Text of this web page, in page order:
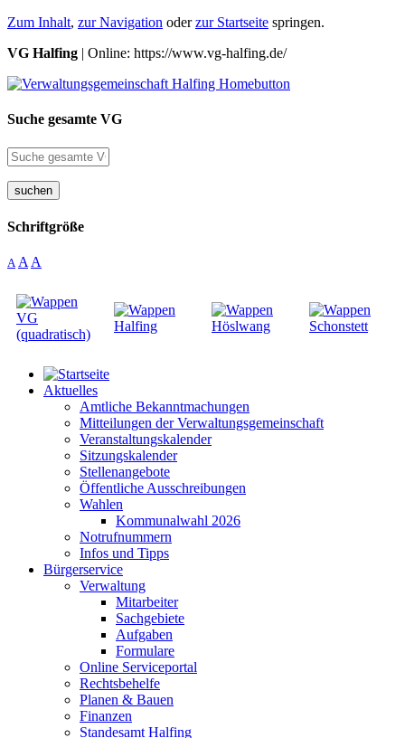
Zum Inhalt, zur Navigation oderzur Startseite springen.
VG Halfing | Online: https://www.vg-halfing.de/
Suche gesamte VG
suchen
Schriftgröße
A A A
Aktuelles
Amtliche Bekanntmachungen
Mitteilungen der Verwaltungsgemeinschaft
Veranstaltungskalender
Sitzungskalender
Stellenangebote
Öffentliche Ausschreibungen
Wahlen
Kommunalwahl 2026
Notrufnummern
Infos und Tipps
Bürgerservice
Verwaltung
Mitarbeiter
Sachgebiete
Aufgaben
Formulare
Online Serviceportal
Rechtsbehelfe
Planen & Bauen
Finanzen
Standesamt Halfing